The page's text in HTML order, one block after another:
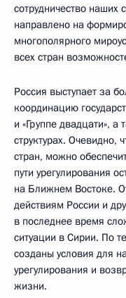
сотрудничество наших
направлено на
многополярного
всех стран
Россия выступает за
координацию
и «Группе двадцати»,
структурах. Очевидно,
стран, можно
пути урегулирования
на Ближнем Востоке.
действиям России и
в последнее время
ситуации в Сирии. По
созданы условия для
урегулирования и
жизни.